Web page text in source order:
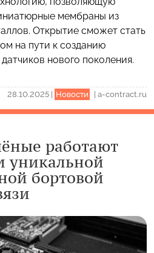
мембраны из
Открытие сможет стать
на пути к созданию
нового поколения.
28.10.2025 Новости a-contract.ru
работают
уникальной
бортовой